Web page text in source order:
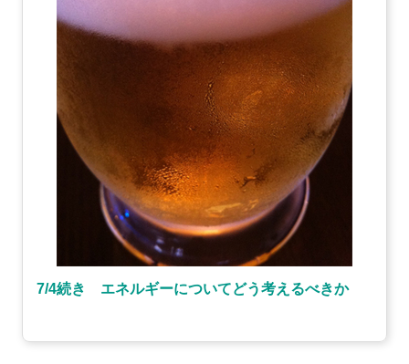
7/4続き エネルギーについてどう考えるべきか